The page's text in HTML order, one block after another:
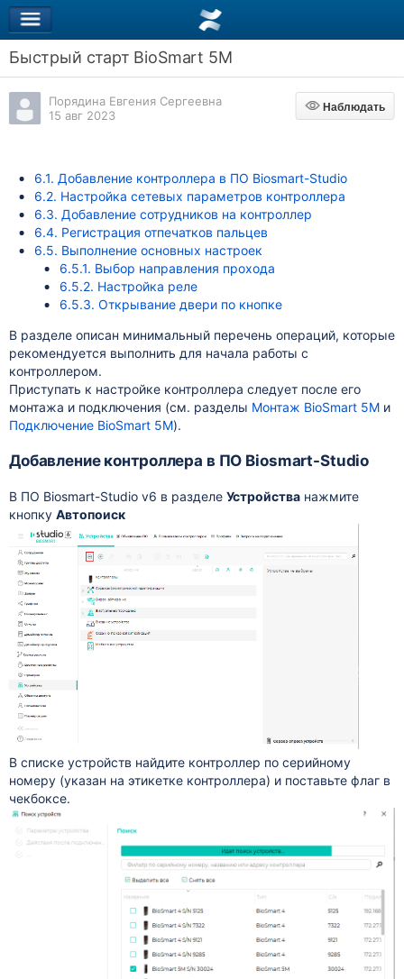
Быстрый старт BioSmart 5М
Порядина Евгения Сергеевна
15 авг 2023
Наблюдать
Наблюдать
6.1. Добавление контроллера в ПО Biosmart-Studio
6.2. Настройка сетевых параметров контроллера
6.3. Добавление сотрудников на контроллер
6.4. Регистрация отпечатков пальцев
6.5. Выполнение основных настроек
6.5.1. Выбор направления прохода
6.5.2. Настройка реле
6.5.3. Открывание двери по кнопке
В разделе описан минимальный перечень операций, которые
рекомендуется выполнить для начала работы с
контроллером.
Приступать к настройке контроллера следует после его
монтажа и подключения (см. разделы Монтаж BioSmart 5Mи
Подключение BioSmart 5M).
Добавление контроллера в ПО Biosmart-Studio
В ПО Biosmart-Studio v6 в разделе Устройстванажмите
кнопку Автопоиск
В списке устройств найдите контроллер по серийному
номеру (указан на этикетке контроллера) и поставьте флаг в
чекбоксе.